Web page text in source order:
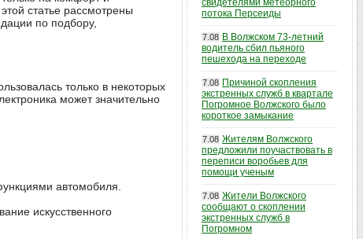
статье рассмотрены
по подбору,
только в некоторых
может значительно
автомобиля.
искусственного
свидетелями метеорного
потока Персеиды
7.08 В Волжском 73-летний
водитель сбил пьяного
пешехода на переходе
7.08 Причиной скопления
экстренных служб в квартале
Погромное Волжского было
короткое замыкание
7.08 Жителям Волжского
предложили поучаствовать в
переписи воробьев для
помощи ученым
7.08 Жители Волжского
сообщают о скоплении
экстренных служб в
Погромном